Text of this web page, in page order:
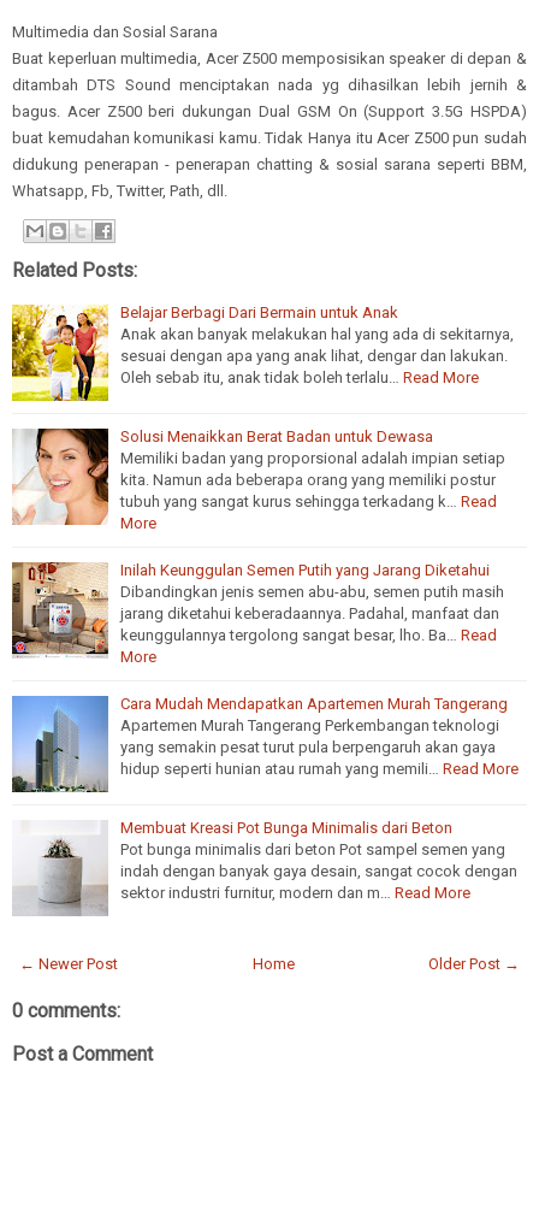
Multimedia dan Sosial Sarana
Buat keperluan multimedia, Acer Z500 memposisikan speaker di depan &
ditambah DTS Sound menciptakan nada yg dihasilkan lebih jernih &
bagus. Acer Z500 beri dukungan Dual GSM On (Support 3.5G HSPDA)
buat kemudahan komunikasi kamu. Tidak Hanya itu Acer Z500 pun sudah
didukung penerapan - penerapan chatting & sosial sarana seperti BBM,
Whatsapp, Fb, Twitter, Path, dll.
Related Posts:
Belajar Berbagi Dari Bermain untuk Anak
Anak akan banyak melakukan hal yang ada di sekitarnya,
sesuai dengan apa yang anak lihat, dengar dan lakukan.
Oleh sebab itu, anak tidak boleh terlalu…
Read More
Solusi Menaikkan Berat Badan untuk Dewasa
Memiliki badan yang proporsional adalah impian setiap
kita. Namun ada beberapa orang yang memiliki postur
tubuh yang sangat kurus sehingga terkadang k…
Read
More
Inilah Keunggulan Semen Putih yang Jarang Diketahui
Dibandingkan jenis semen abu-abu, semen putih masih
jarang diketahui keberadaannya. Padahal, manfaat dan
keunggulannya tergolong sangat besar, lho. Ba…
Read
More
Cara Mudah Mendapatkan Apartemen Murah Tangerang
Apartemen Murah Tangerang Perkembangan teknologi
yang semakin pesat turut pula berpengaruh akan gaya
hidup seperti hunian atau rumah yang memili…
Read More
Membuat Kreasi Pot Bunga Minimalis dari Beton
Pot bunga minimalis dari beton Pot sampel semen yang
indah dengan banyak gaya desain, sangat cocok dengan
sektor industri furnitur, modern dan m…
Read More
← Newer Post Older Post →
Home
0 comments:
Post a Comment